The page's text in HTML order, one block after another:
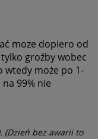
moze dopiero od
groźby wobec
wtedy może po 1-
99% nie
(Dzień bez awarii to